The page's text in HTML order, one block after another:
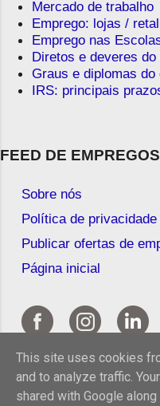
Mercado de trabalho
Emprego: lojas /
Emprego nas
Diretos e deveres do
Graus e diplomas
IRS: principais
FEED DE EMPREGOS
Sobre nós
Política de privacidade
Publicar ofertas de
Página inicial
This site uses cookies
and to analyze traffic.
shared with Google